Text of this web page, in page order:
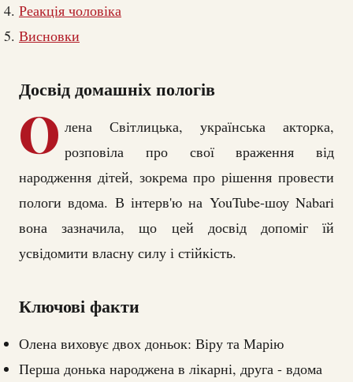
Реакція чоловіка
Висновки
Досвід домашніх пологів
О лена Світлицька, українська акторка,
розповіла про свої враження від
народження дітей, зокрема про рішення провести
пологи вдома. В інтерв'ю на YouTube-шоу Nabari
вона зазначила, що цей досвід допоміг їй
усвідомити власну силу і стійкість.
Ключові факти
Олена виховує двох доньок: Віру та Марію
Перша донька народжена в лікарні, друга - вдома